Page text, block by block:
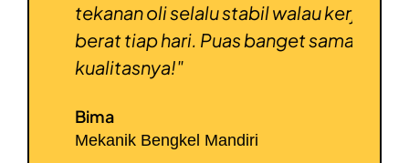
tekanan oli selalu stabil walau kerja
berat tiap hari. Puas banget sama
kualitasnya!"
Bima
Mekanik Bengkel Mandiri